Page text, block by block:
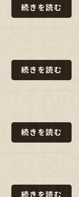
続きを読む
続きを読む
続きを読む
続きを読む